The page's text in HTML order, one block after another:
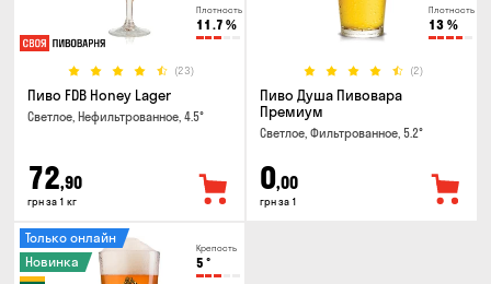
Плотность
11.7 %
(23)
Пиво FDB Honey Lager
Светлое, Нефильтрованное, 4.5°
72,90
грн за 1 кг
Плотность
13 %
(2)
Пиво Душа Пивовара
Премиум
Светлое, Фильтрованное, 5.2°
0,00
грн за 1
Крепость
5 °
Только онлайн
Новинка